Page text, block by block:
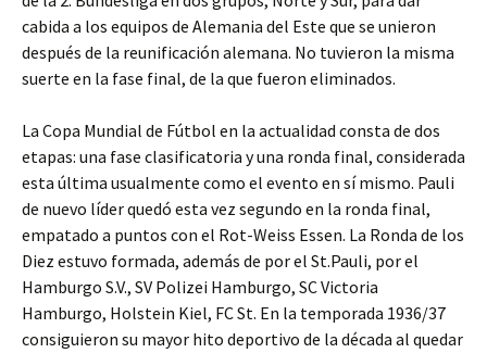
cabida a los equipos de Alemania del Este que se unieron
después de la reunificación alemana. No tuvieron la misma
suerte en la fase final, de la que fueron eliminados.
La Copa Mundial de Fútbol en la actualidad consta de dos
etapas: una fase clasificatoria y una ronda final, considerada
esta última usualmente como el evento en sí mismo. Pauli
de nuevo líder quedó esta vez segundo en la ronda final,
empatado a puntos con el Rot-Weiss Essen. La Ronda de los
Diez estuvo formada, además de por el St.Pauli, por el
Hamburgo S.V., SV Polizei Hamburgo, SC Victoria
Hamburgo, Holstein Kiel, FC St. En la temporada 1936/37
consiguieron su mayor hito deportivo de la década al quedar